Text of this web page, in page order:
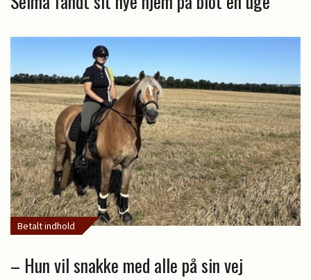
Betalt indhold
– Hun vil snakke med alle på sin vej